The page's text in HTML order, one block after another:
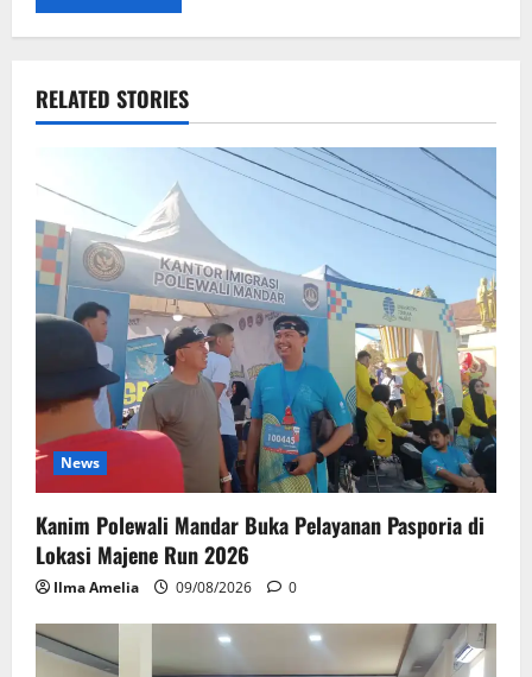
RELATED STORIES
News
Kanim Polewali Mandar Buka Pelayanan Pasporia di
Lokasi Majene Run 2026
Ilma Amelia 09/08/2026 0